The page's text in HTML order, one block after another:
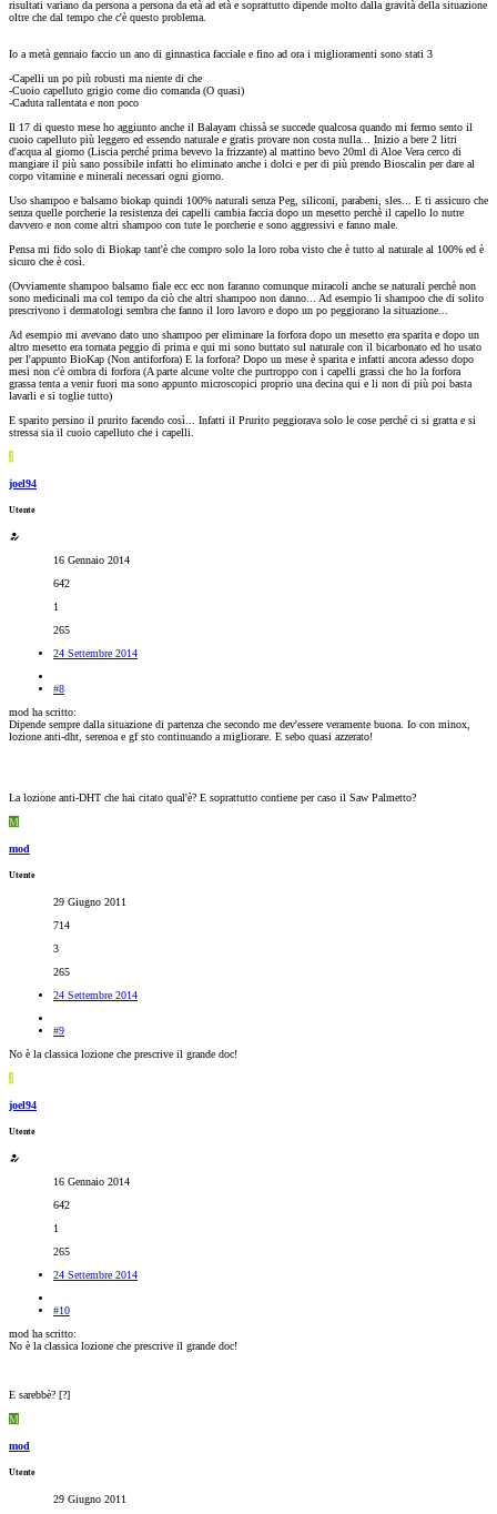
risultati variano da persona a persona da età ad età e soprattutto dipende molto dalla gravità della situazione
oltre che dal tempo che c'è questo problema.
Io a metà gennaio faccio un ano di ginnastica facciale e fino ad ora i miglioramenti sono stati 3
-Capelli un po più robusti ma niente di che
-Cuoio capelluto grigio come dio comanda (O quasi)
-Caduta rallentata e non poco
Il 17 di questo mese ho aggiunto anche il Balayam chissà se succede qualcosa quando mi fermo sento il
cuoio capelluto più leggero ed essendo naturale e gratis provare non costa nulla... Inizio a bere 2 litri
d'acqua al giorno (Liscia perché prima bevevo la frizzante) al mattino bevo 20ml di Aloe Vera cerco di
mangiare il più sano possibile infatti ho eliminato anche i dolci e per di più prendo Bioscalin per dare al
corpo vitamine e minerali necessari ogni giorno.
Uso shampoo e balsamo biokap quindi 100% naturali senza Peg, siliconi, parabeni, sles... E ti assicuro che
senza quelle porcherie la resistenza dei capelli cambia faccia dopo un mesetto perchè il capello lo nutre
davvero e non come altri shampoo con tute le porcherie e sono aggressivi e fanno male.
Pensa mi fido solo di Biokap tant'è che compro solo la loro roba visto che è tutto al naturale al 100% ed è
sicuro che è così.
(Ovviamente shampoo balsamo fiale ecc ecc non faranno comunque miracoli anche se naturali perchè non
sono medicinali ma col tempo da ciò che altri shampoo non danno... Ad esempio li shampoo che di solito
prescrivono i dermatologi sembra che fanno il loro lavoro e dopo un po peggiorano la situazione...
Ad esempio mi avevano dato uno shampoo per eliminare la forfora dopo un mesetto era sparita e dopo un
altro mesetto era tornata peggio di prima e qui mi sono buttato sul naturale con il bicarbonato ed ho usato
per l'appunto BioKap (Non antiforfora) E la forfora? Dopo un mese è sparita e infatti ancora adesso dopo
mesi non c'è ombra di forfora (A parte alcune volte che purtroppo con i capelli grassi che ho la forfora
grassa tenta a venir fuori ma sono appunto microscopici proprio una decina qui e li non di più poi basta
lavarli e si toglie tutto)
E sparito persino il prurito facendo così... Infatti il Prurito peggiorava solo le cose perché ci si gratta e si
stressa sia il cuoio capelluto che i capelli.
J
joel94
Utente
16 Gennaio 2014
642
1
265
24 Settembre 2014
#8
mod ha scritto:
Dipende sempre dalla situazione di partenza che secondo me dev'essere veramente buona. Io con minox,
lozione anti-dht, serenoa e gf sto continuando a migliorare. E sebo quasi azzerato!
La lozione anti-DHT che hai citato qual'è? E soprattutto contiene per caso il Saw Palmetto?
M
mod
Utente
29 Giugno 2011
714
3
265
24 Settembre 2014
#9
No è la classica lozione che prescrive il grande doc!
J
joel94
Utente
16 Gennaio 2014
642
1
265
24 Settembre 2014
#10
mod ha scritto:
No è la classica lozione che prescrive il grande doc!
E sarebbè? [?]
M
mod
Utente
29 Giugno 2011